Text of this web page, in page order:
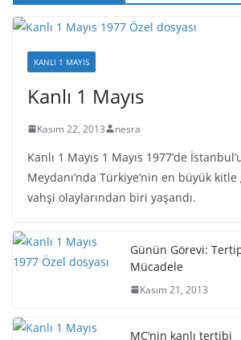
KANLI 1 MAYIS
Kanlı 1 Mayıs
Kasım 22, 2013 nesra
Kanlı 1 Mayıs 1 Mayıs 1977’de
Meydanı’nda Türkiye’nin en büyük
vahşi olaylarından biri yaşandı.
Günün Görevi:
Mücadele
Kasım 21, 2013
MC’nin kanlı tertibi